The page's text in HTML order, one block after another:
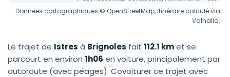
Données cartographiques © OpenStreetMap, itinéraire calculé via
Valhalla.
Le trajet de Istres à Brignoles fait 112.1 kmet se
parcourt en environ 1h06 en voiture, principalement par
autoroute (avec péages). Covoiturer ce trajet avec